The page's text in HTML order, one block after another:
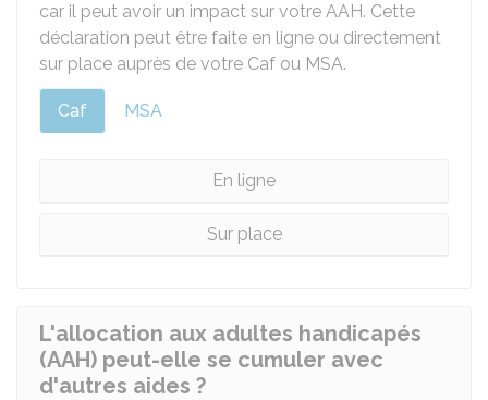
car il peut avoir un impact sur votre AAH. Cette
déclaration peut être faite en ligne ou directement
sur place auprès de votre Caf ou MSA.
Caf MSA
En ligne
Sur place
L'allocation aux adultes handicapés
(AAH) peut-elle se cumuler avec
d'autres aides ?